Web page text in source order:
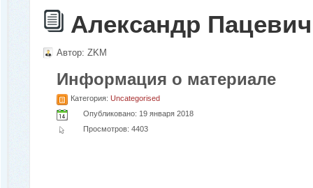
Александр
Автор: ZKM
Информация о материале
Категория: Uncategorised
Опубликовано: 19 января 2018
Просмотров: 4403